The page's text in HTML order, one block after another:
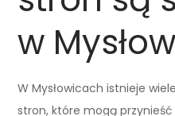
w
W Mysłowicach istnieje
stron, które mogą